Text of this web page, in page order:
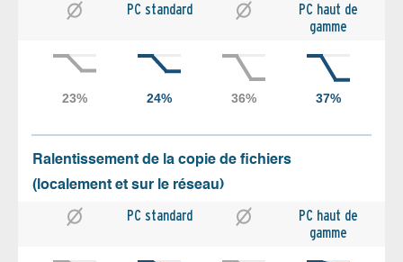
PC standard
PC haut de
gamme
Ralentissement de la copie de fichiers
(localement et sur le réseau)
PC standard
PC haut de
gamme